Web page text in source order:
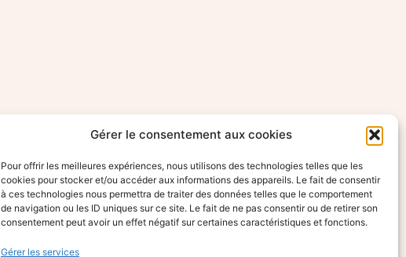
Gérer le consentement aux cookies
Pour offrir les meilleures expériences, nous utilisons des technologies telles que les
cookies pour stocker et/ou accéder aux informations des appareils. Le fait de consentir
à ces technologies nous permettra de traiter des données telles que le comportement
de navigation ou les ID uniques sur ce site. Le fait de ne pas consentir ou de retirer son
consentement peut avoir un effet négatif sur certaines caractéristiques et fonctions.
Gérer les services